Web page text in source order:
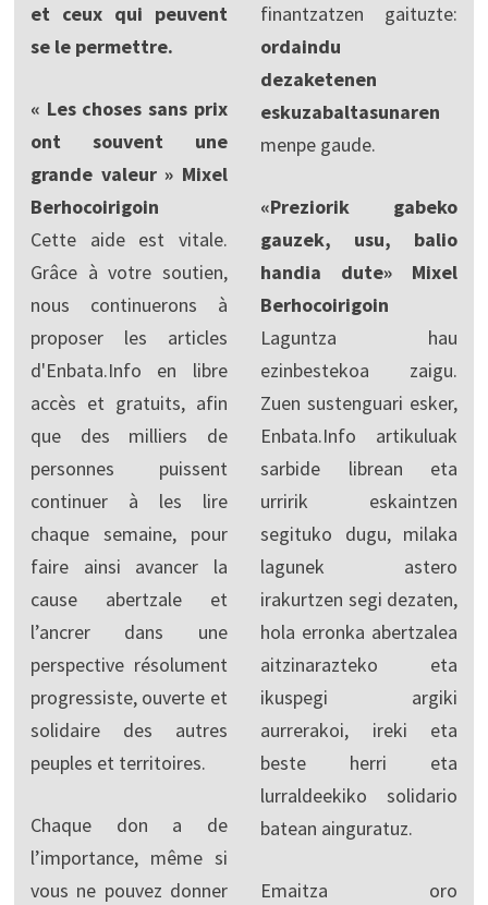
et ceux qui peuvent
se le permettre.
« Les choses sans prix
ont souvent une
grande valeur » Mixel
Berhocoirigoin
Cette aide est vitale.
Grâce à votre soutien,
nous continuerons à
proposer les articles
d'Enbata.Info en libre
accès et gratuits, afin
que des milliers de
personnes puissent
continuer à les lire
chaque semaine, pour
faire ainsi avancer la
cause abertzale et
l’ancrer dans une
perspective résolument
progressiste, ouverte et
solidaire des autres
peuples et territoires.
Chaque don a de
l’importance, même si
vous ne pouvez donner
finantzatzen gaituzte:
ordaindu
dezaketenen
eskuzabaltasunaren
menpe gaude.
«Preziorik gabeko
gauzek, usu, balio
handia dute» Mixel
Berhocoirigoin
Laguntza hau
ezinbestekoa zaigu.
Zuen sustenguari esker,
Enbata.Info artikuluak
sarbide librean eta
urririk eskaintzen
segituko dugu, milaka
lagunek astero
irakurtzen segi dezaten,
hola erronka abertzalea
aitzinarazteko eta
ikuspegi argiki
aurrerakoi, ireki eta
beste herri eta
lurraldeekiko solidario
batean ainguratuz.
Emaitza oro